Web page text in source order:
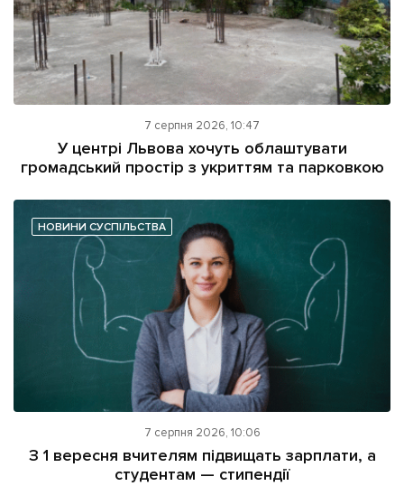
7 серпня 2026, 10:47
У центрі Львова хочуть облаштувати
громадський простір з укриттям та парковкою
НОВИНИ СУСПІЛЬСТВА
7 серпня 2026, 10:06
З 1 вересня вчителям підвищать зарплати, а
студентам — стипендії